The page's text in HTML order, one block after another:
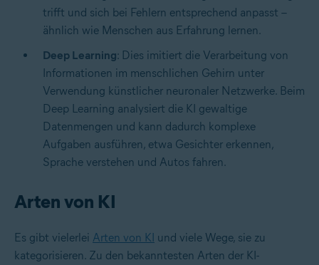
trifft und sich bei Fehlern entsprechend anpasst –
ähnlich wie Menschen aus Erfahrung lernen.
Deep Learning: Dies imitiert die Verarbeitung von
Informationen im menschlichen Gehirn unter
Verwendung künstlicher neuronaler Netzwerke. Beim
Deep Learning analysiert die KI gewaltige
Datenmengen und kann dadurch komplexe
Aufgaben ausführen, etwa Gesichter erkennen,
Sprache verstehen und Autos fahren.
Arten von KI
Es gibt vielerlei Arten von KI und viele Wege, sie zu
kategorisieren. Zu den bekanntesten Arten der KI-